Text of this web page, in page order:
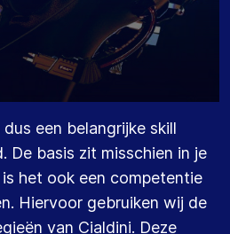
een belangrijke skill
De basis zit misschien in je
het ook een competentie
Hiervoor gebruiken wij de
van Cialdini. Deze